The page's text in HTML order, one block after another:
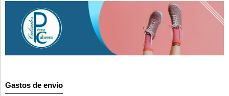
Gastos de envío